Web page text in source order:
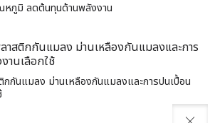
หภูมิ ลดต้นทุนด้านพลังงาน
กันแมลง ม่านเหลืองกันแมลงและการปนเปื้อน